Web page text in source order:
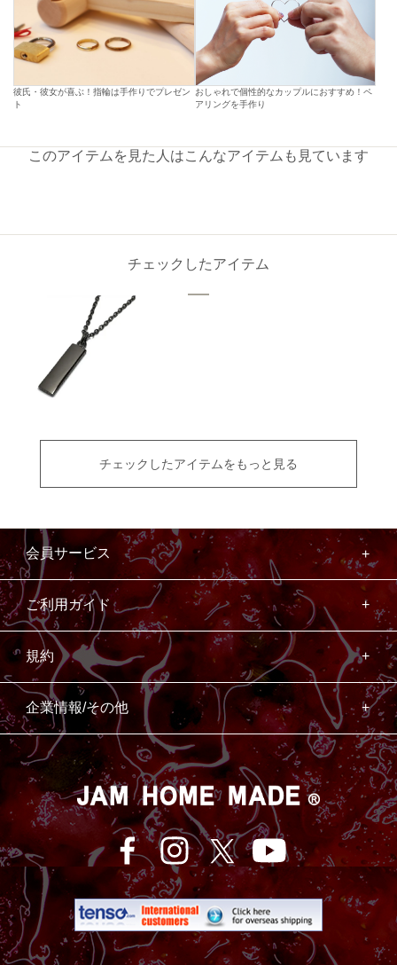
彼氏・彼女が喜ぶ！指輪は手作りでプレゼン
ト
おしゃれで個性的なカップルにおすすめ！ペ
アリングを手作り
このアイテムを見た人はこんなアイテムも見ています
チェックしたアイテム
チェックしたアイテムをもっと見る
会員サービス
ご利用ガイド
規約
企業情報/その他